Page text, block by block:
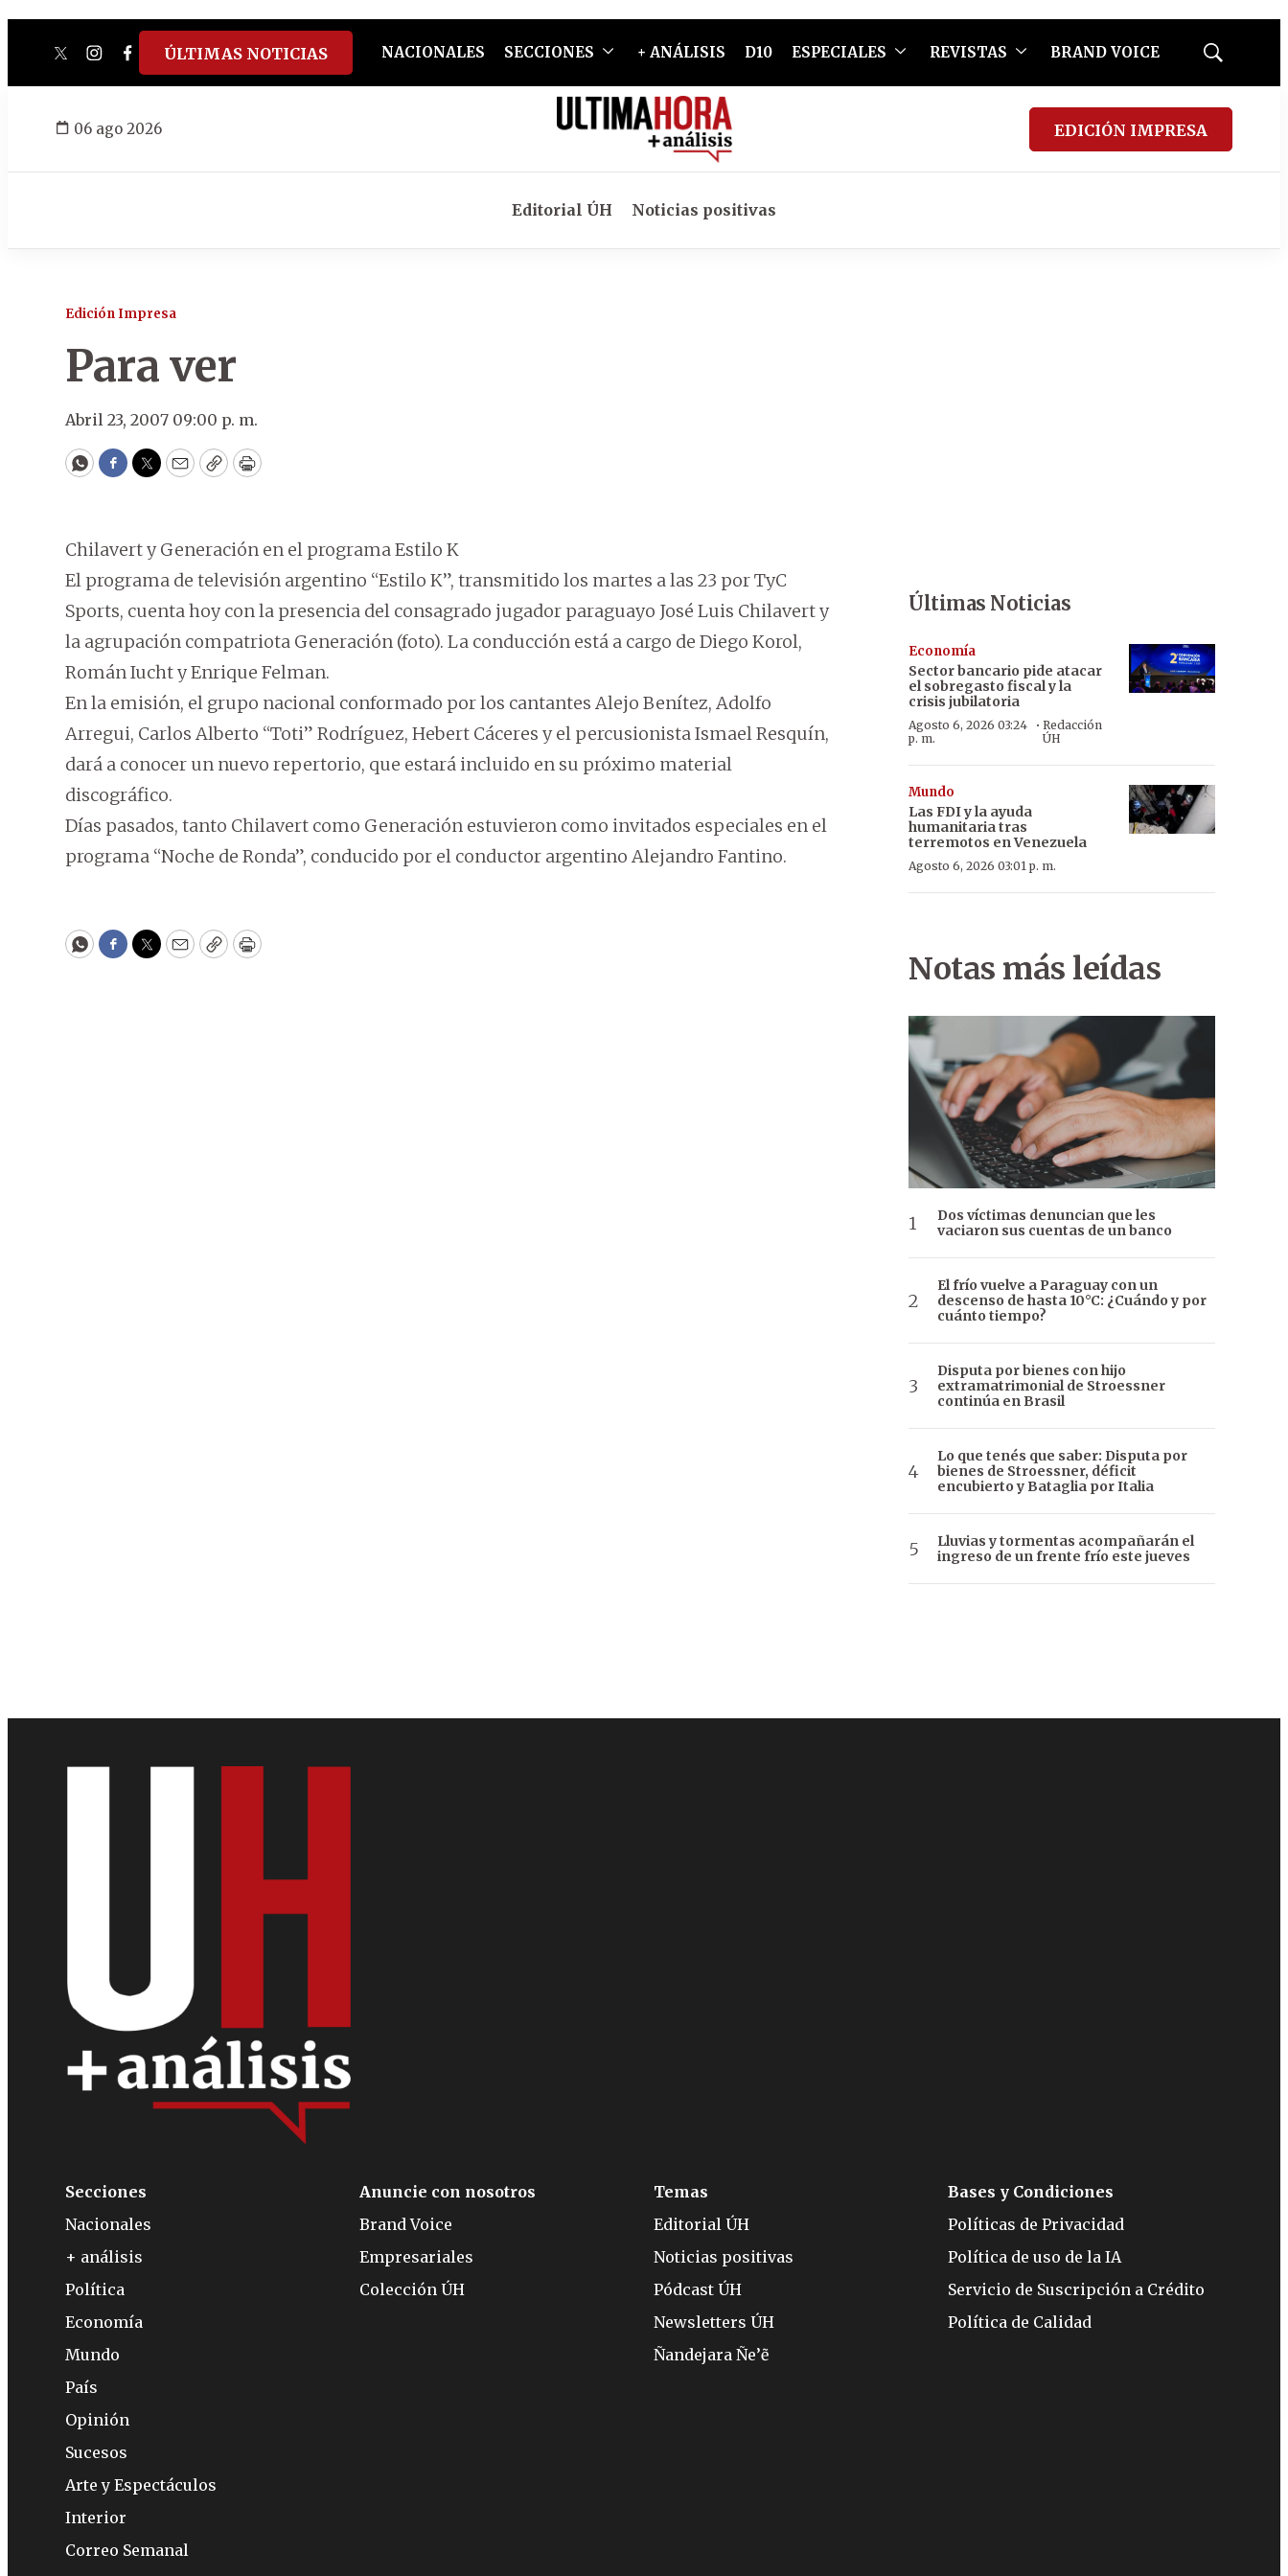
twitterinstagram
facebook
tiktokyoutube
spotify
ÚLTIMAS NOTICIAS NACIONALES SECCIONES + ANÁLISIS D10 ESPECIALES REVISTAS BRAND VOICE
Mostrar
06 ago 2026 EDICIÓN IMPRESA
Editorial ÚH Noticias positivas
Edición Impresa
Para ver
Abril 23, 2007 09:00 p. m.
WhatsApp
Facebook
Twitter
EmailCopyPrint
Chilavert y Generación en el programa Estilo K
El programa de televisión argentino “Estilo K”, transmitido los martes a las 23 por TyC
Sports, cuenta hoy con la presencia del consagrado jugador paraguayo José Luis Chilavert y
la agrupación compatriota Generación (foto). La conducción está a cargo de Diego Korol,
Román Iucht y Enrique Felman.
En la emisión, el grupo nacional conformado por los cantantes Alejo Benítez, Adolfo
Arregui, Carlos Alberto “Toti” Rodríguez, Hebert Cáceres y el percusionista Ismael Resquín,
dará a conocer un nuevo repertorio, que estará incluido en su próximo material
discográfico.
Días pasados, tanto Chilavert como Generación estuvieron como invitados especiales en el
programa “Noche de Ronda”, conducido por el conductor argentino Alejandro Fantino.
WhatsApp
Facebook
Twitter
EmailCopyPrint
Últimas Noticias
Economía
Sector bancario pide atacar
el sobregasto fiscal y la
crisis jubilatoria
Agosto 6, 2026 03:24
p. m.
· Redacción
ÚH
Mundo
Las FDI y la ayuda
humanitaria tras
terremotos en Venezuela
Agosto 6, 2026 03:01 p. m.
Notas más leídas
Dos víctimas denuncian que les
vaciaron sus cuentas de un banco
El frío vuelve a Paraguay con un
descenso de hasta 10°C: ¿Cuándo y por
cuánto tiempo?
Disputa por bienes con hijo
extramatrimonial de Stroessner
continúa en Brasil
Lo que tenés que saber: Disputa por
bienes de Stroessner, déficit
encubierto y Bataglia por Italia
Lluvias y tormentas acompañarán el
ingreso de un frente frío este jueves
Secciones
Nacionales
+ análisis
Política
Economía
Mundo
País
Opinión
Sucesos
Arte y Espectáculos
Interior
Correo Semanal
Anuncie con nosotros
Brand Voice
Empresariales
Colección ÚH
Temas
Editorial ÚH
Noticias positivas
Pódcast ÚH
Newsletters ÚH
Ñandejara Ñe’ẽ
Bases y Condiciones
Políticas de Privacidad
Política de uso de la IA
Servicio de Suscripción a Crédito
Política de Calidad